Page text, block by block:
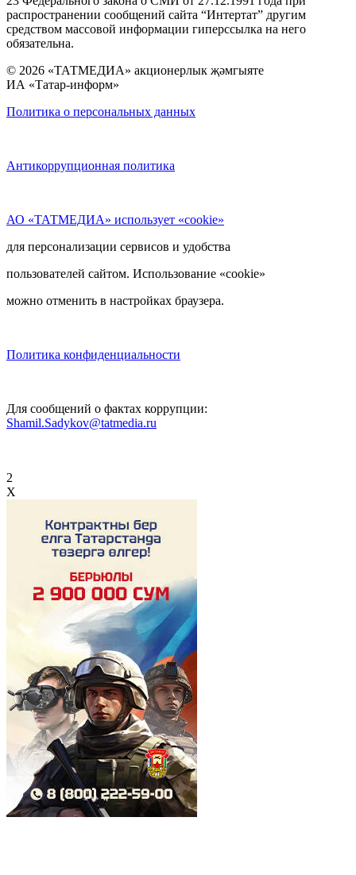
распространении сообщений сайта “Интертат” другим
средством массовой информации гиперссылка на него
обязательна.
© 2026 «ТАТМЕДИА» акционерлык җәмгыяте
ИА «Татар-информ»
Политика о персональных данных
Антикоррупционная политика
АО «ТАТМЕДИА» использует «cookie»
для персонализации сервисов и удобства
пользователей сайтом. Использование «cookie»
можно отменить в настройках браузера.
Политика конфиденциальности
Для сообщений о фактах коррупции:
Shamil.Sadykov@tatmedia.ru
2
X